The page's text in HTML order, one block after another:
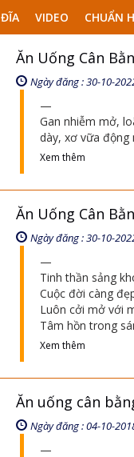
ĐĨA VIDEO CHUẨN
Ăn Uống Cân
Ngày đăng : 30-10-
Gan nhiễm mở,
dày, xơ vữa động
Xem thêm
Ăn Uống Cân
Ngày đăng : 30-10-
Tinh thần sảng
Cuộc đời càng
Luôn cởi mở với
Tâm hồn trong
Xem thêm
Ăn uống cân
Ngày đăng : 04-10-